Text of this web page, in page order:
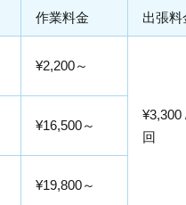
作業料金 出張料
¥2,200～
¥3,300
回
¥16,500～
¥19,800～